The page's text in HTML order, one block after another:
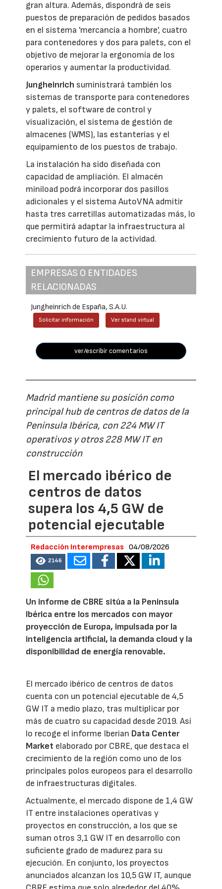
gran altura. Además, dispondrá de seis
puestos de preparación de pedidos basados
en el sistema 'mercancía a hombre', cuatro
para contenedores y dos para palets, con el
objetivo de mejorar la ergonomía de los
operarios y aumentar la productividad.
Jungheinrich suministrará también los
sistemas de transporte para contenedores
y palets, el software de control y
visualización, el sistema de gestión de
almacenes (WMS), las estanterías y el
equipamiento de los puestos de trabajo.
La instalación ha sido diseñada con
capacidad de ampliación. El almacén
miniload podrá incorporar dos pasillos
adicionales y el sistema AutoVNA admitir
hasta tres carretillas automatizadas más, lo
que permitirá adaptar la infraestructura al
crecimiento futuro de la actividad.
EMPRESAS O ENTIDADES
RELACIONADAS
Jungheinrich de España, S.A.U.
Solicitar información Ver stand virtual
ver/escribir comentarios
Madrid mantiene su posición como
principal hub de centros de datos de la
Península Ibérica, con 224 MW IT
operativos y otros 228 MW IT en
construcción
El mercado ibérico de
centros de datos
supera los 4,5 GW de
potencial ejecutable
Redacción Interempresas 04/08/2026
2146
Un informe de CBRE sitúa a la Península
Ibérica entre los mercados con mayor
proyección de Europa, impulsada por la
inteligencia artificial, la demanda cloud y la
disponibilidad de energía renovable.
El mercado ibérico de centros de datos
cuenta con un potencial ejecutable de 4,5
GW IT a medio plazo, tras multiplicar por
más de cuatro su capacidad desde 2019. Así
lo recoge el informe Iberian Data Center
Market elaborado por CBRE, que destaca el
crecimiento de la región como uno de los
principales polos europeos para el desarrollo
de infraestructuras digitales.
Actualmente, el mercado dispone de 1,4 GW
IT entre instalaciones operativas y
proyectos en construcción, a los que se
suman otros 3,1 GW IT en desarrollo con
suficiente grado de madurez para su
ejecución. En conjunto, los proyectos
anunciados alcanzan los 10,5 GW IT, aunque